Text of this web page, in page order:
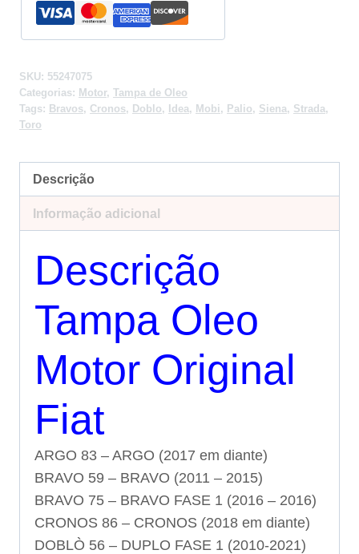
SKU: 55247075
Categorias: Motor,
Tampa de Oleo
Tags: Bravos, Cronos, Doblo, Idea, Mobi, Palio, Siena, Strada,
Toro
Descrição
Informação adicional
Descrição
Tampa Oleo
Motor Original
Fiat
ARGO 83 – ARGO (2017 em diante)
BRAVO 59 – BRAVO (2011 – 2015)
BRAVO 75 – BRAVO FASE 1 (2016 – 2016)
CRONOS 86 – CRONOS (2018 em diante)
DOBLÒ 56 – DUPLO FASE 1 (2010-2021)